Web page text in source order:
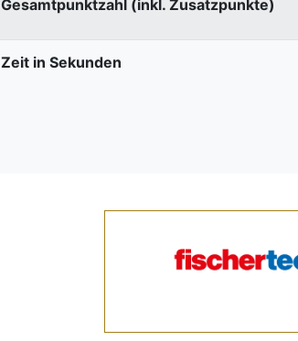
Gesamtpunktzahl (inkl. Zusatzpunkte)
Zeit in Sekunden